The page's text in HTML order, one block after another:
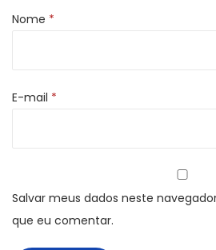
Nome *
E-mail *
Salvar meus dados neste
que eu comentar.